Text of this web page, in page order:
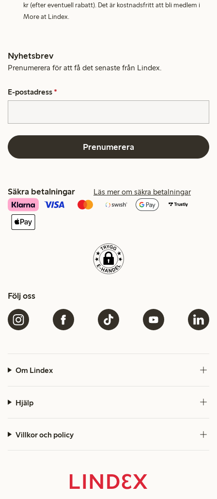
kr (efter eventuell rabatt). Det är kostnadsfritt att bli medlem i
More at Lindex.
Nyhetsbrev
Prenumerera för att få det senaste från Lindex.
E-postadress *
Prenumerera
Säkra betalningar Läs mer om säkra betalningar
Följ oss
Om Lindex
Hjälp
Villkor och policy